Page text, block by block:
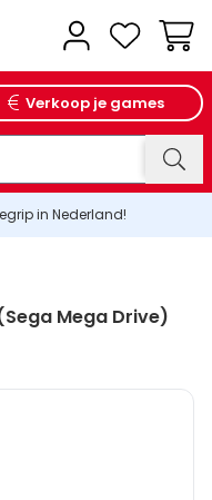
Verkoop je games
in Nederland!
Mega Drive)